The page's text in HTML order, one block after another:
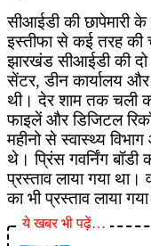
सीआईडी की छापेमारी
इस्तीफा से कई तरह की
झारखंड सीआईडी की दो
सेंटर, डीन कार्यालय
थी। देर शाम तक चली
फाइलें और डिजिटल
महीनो से स्वास्थ्य
थे। प्रिंस गवर्निंग
प्रस्ताव लाया गया
का भी प्रस्ताव लाया
ये खबर भी पढ़ें…